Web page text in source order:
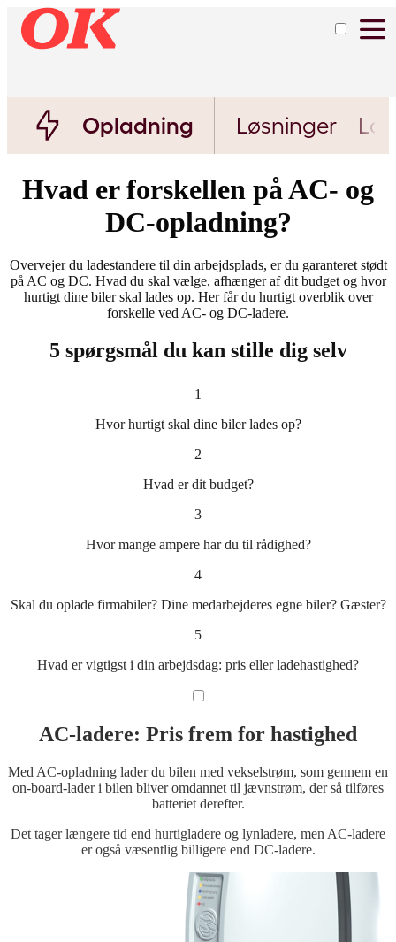
Opladning Løsninger
Hvad er forskellen på AC- og
DC-opladning?
Overvejer du ladestandere til din arbejdsplads, er du garanteret stødt
på AC og DC. Hvad du skal vælge, afhænger af dit budget og hvor
hurtigt dine biler skal lades op. Her får du hurtigt overblik over
forskelle ved AC- og DC-ladere.
5 spørgsmål du kan stille dig selv
1
Hvor hurtigt skal dine biler lades op?
2
Hvad er dit budget?
3
Hvor mange ampere har du til rådighed?
4
Skal du oplade firmabiler? Dine medarbejderes egne biler? Gæster?
5
Hvad er vigtigst i din arbejdsdag: pris eller ladehastighed?
AC-ladere: Pris frem for hastighed
Med AC-opladning lader du bilen med vekselstrøm, som gennem en
on-board-lader i bilen bliver omdannet til jævnstrøm, der så tilføres
batteriet derefter.
Det tager længere tid end hurtigladere og lynladere, men AC-ladere
er også væsentlig billigere end DC-ladere.